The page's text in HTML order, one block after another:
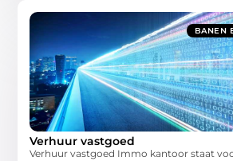
BANEN
Verhuur vastgoed
Verhuur vastgoed Immo kantoor staat